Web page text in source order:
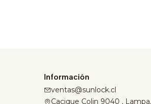
Información
ventas@sunlock.cl
Cacique Colin 9040 ,